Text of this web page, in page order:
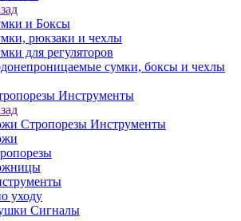
и Боксы
рюкзаки и чехлы
для регуляторов
сумки, боксы и чехлы
Инструменты
Стропорезы Инструменты
уходу
Сигналы